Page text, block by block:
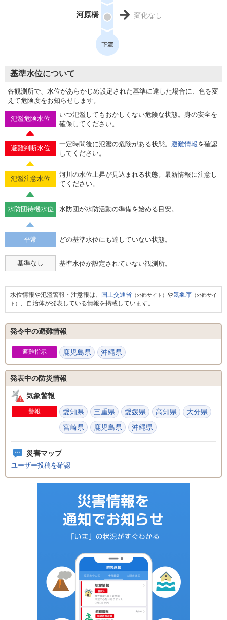
河原橋 変化なし
基準水位について
各観測所で、水位があらかじめ設定された基準に達した場合に、色を変
えて危険度をお知らせします。
氾濫危険水位
いつ氾濫してもおかしくない危険な状態。身の安全を
確保してください。
避難判断水位
一定時間後に氾濫の危険がある状態。 避難情報を確認
してください。
氾濫注意水位
河川の水位上昇が見込まれる状態。最新情報に注意し
てください。
水防団待機水位 水防団が水防活動の準備を始める目安。
平常 どの基準水位にも達していない状態。
基準なし 基準水位が設定されていない観測所。
水位情報や氾濫警報・注意報は、 国土交通省 （外部サイト） や気象庁 （外部サイ
ト） 、自治体が発表している情報を掲載しています。
発令中の避難情報
避難指示 鹿児島県 沖縄県
発表中の防災情報
気象警報
警報 愛知県 三重県 愛媛県 高知県
大分県
宮崎県
鹿児島県 沖縄県
災害マップ
ユーザー投稿を確認